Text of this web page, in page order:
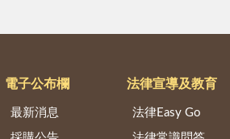
電子公布欄
最新消息
法律宣導及教育
法律Easy Go